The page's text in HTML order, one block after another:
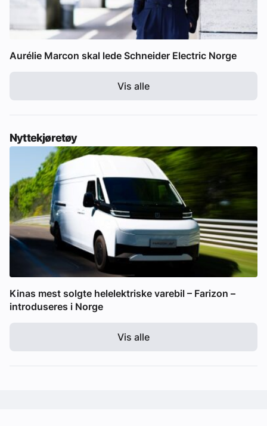
Aurélie Marcon skal lede Schneider Electric Norge
Vis alle
Nyttekjøretøy
Kinas mest solgte helelektriske varebil – Farizon –
introduseres i Norge
Vis alle